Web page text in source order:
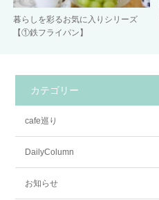
暮らしを彩るお気に入りシリーズ
【①鉄フライパン】
カテゴリー
cafe巡り
DailyColumn
お知らせ